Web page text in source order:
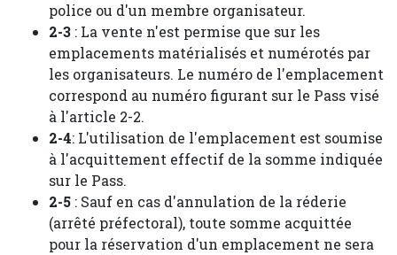
police ou d'un membre organisateur.
2-3 : La vente n'est permise que sur les
emplacements matérialisés et numérotés par
les organisateurs. Le numéro de l'emplacement
correspond au numéro figurant sur le Pass visé
à l'article 2-2.
2-4: L'utilisation de l'emplacement est soumise
à l'acquittement effectif de la somme indiquée
sur le Pass.
2-5 : Sauf en cas d'annulation de la réderie
(arrêté préfectoral), toute somme acquittée
pour la réservation d'un emplacement ne sera